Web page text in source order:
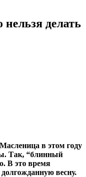
делать
Масленица в этом году
Так, “блинный
В это время
весну.